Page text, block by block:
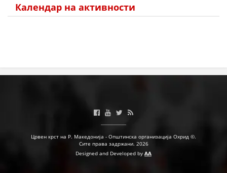
Календар на активности
Црвен крст на Р. Македонија - Општинска организација Охрид ©.
Сите права задржани. 2026
Designed and Developed by AA